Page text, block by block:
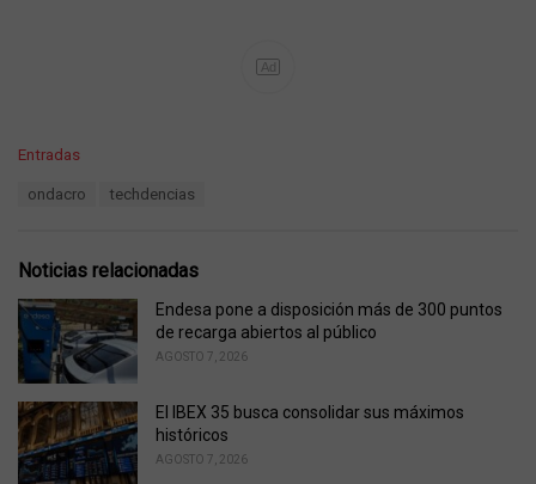
Ad
C
o
r
i
e
s
Entradas
:
ondacro techdencias
Noticias relacionadas
Endesa pone a disposición más de 300 puntos
de recarga abiertos al público
AGOSTO 7, 2026
El IBEX 35 busca consolidar sus máximos
históricos
AGOSTO 7, 2026